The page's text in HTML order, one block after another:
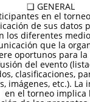
❑ GENERAL
en el
de sus datos
los diferentes
que la
oportunos para la
del evento
clasificaciones,
imágenes, etc.). La
en el torneo implica